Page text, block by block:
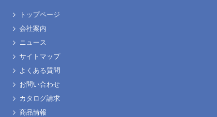
トップページ
会社案内
ニュース
サイトマップ
よくある質問
お問い合わせ
カタログ請求
商品情報